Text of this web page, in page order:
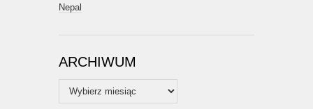
Nepal
ARCHIWUM
Archiwum